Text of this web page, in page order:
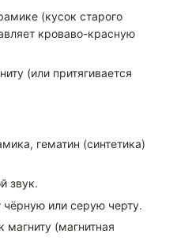
(кусок старого
кроваво-красную
(или притягивается
гематин (синтетика)
звук.
или серую черту.
магниту (магнитная